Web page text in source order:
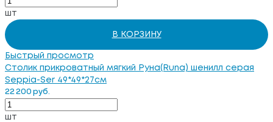
шт
В КОРЗИНУ
Быстрый просмотр
Столик прикроватный мягкий Руна(Runa) шенилл серая
Seppia-Ser 49*49*27см
22 200 руб.
шт